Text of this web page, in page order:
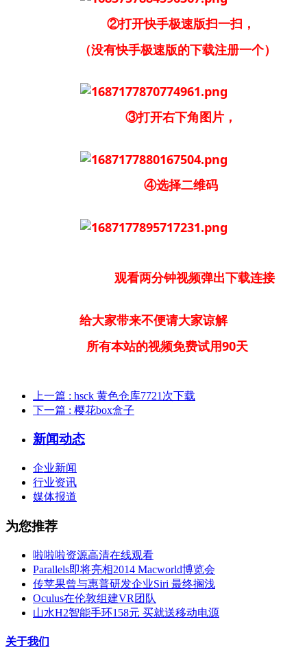
②打开快手极速版扫一扫，
（没有快手极速版的下载注册一个）
③打开右下角图片，
④选择二维码
观看两分钟视频弹出下载连接
给大家带来不便请大家谅解
所有本站的视频免费试用90天
上一篇 : hsck 黄色仓库7721次下载
下一篇 : 樱花box盒子
新闻动态
企业新闻
行业资讯
媒体报道
为您推荐
啦啦啦资源高清在线观看
Parallels即将亮相2014 Macworld博览会
传苹果曾与惠普研发企业Siri 最终搁浅
Oculus在伦敦组建VR团队
山水H2智能手环158元 买就送移动电源
关于我们